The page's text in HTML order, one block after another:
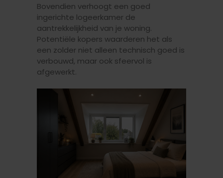
Bovendien verhoogt een goed
ingerichte logeerkamer de
aantrekkelijkheid van je woning.
Potentiële kopers waarderen het als
een zolder niet alleen technisch goed is
verbouwd, maar ook sfeervol is
afgewerkt.